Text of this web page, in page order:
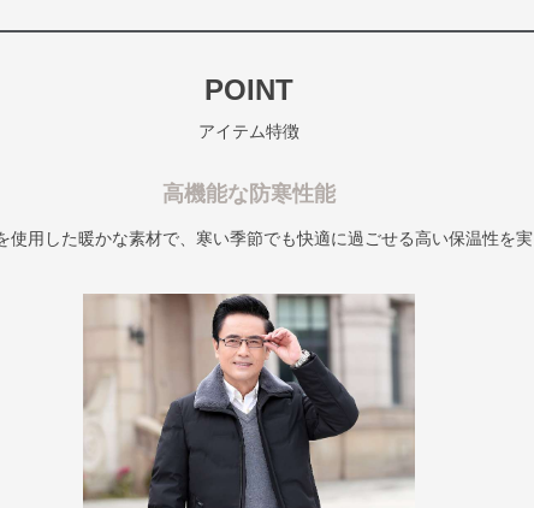
POINT
アイテム特徴
高機能な防寒性能
使用した暖かな素材で、寒い季節でも快適に過ごせる高い保温性を実